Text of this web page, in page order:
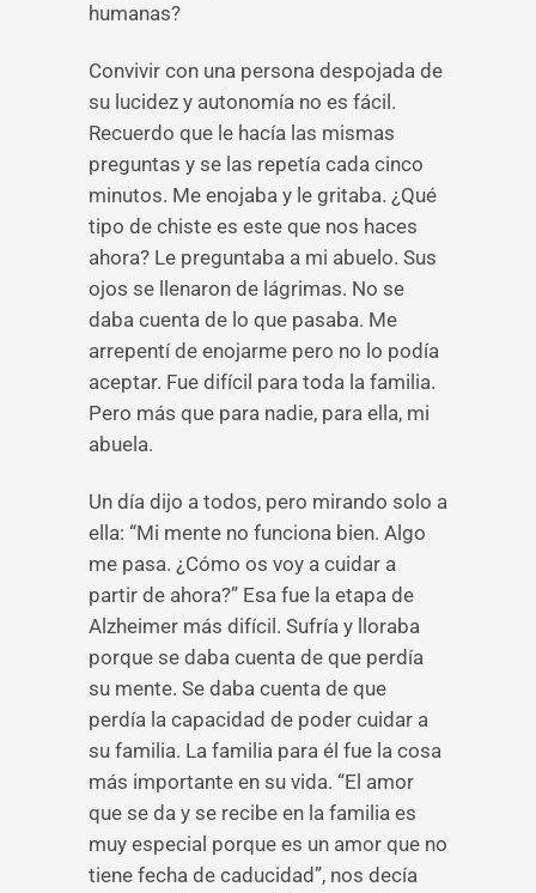
humanas?
Convivir con una persona despojada de
su lucidez y autonomía no es fácil.
Recuerdo que le hacía las mismas
preguntas y se las repetía cada cinco
minutos. Me enojaba y le gritaba. ¿Qué
tipo de chiste es este que nos haces
ahora? Le preguntaba a mi abuelo. Sus
ojos se llenaron de lágrimas. No se
daba cuenta de lo que pasaba. Me
arrepentí de enojarme pero no lo podía
aceptar. Fue difícil para toda la familia.
Pero más que para nadie, para ella, mi
abuela.
Un día dijo a todos, pero mirando solo a
ella: “Mi mente no funciona bien. Algo
me pasa. ¿Cómo os voy a cuidar a
partir de ahora?” Esa fue la etapa de
Alzheimer más difícil. Sufría y lloraba
porque se daba cuenta de que perdía
su mente. Se daba cuenta de que
perdía la capacidad de poder cuidar a
su familia. La familia para él fue la cosa
más importante en su vida. “El amor
que se da y se recibe en la familia es
muy especial porque es un amor que no
tiene fecha de caducidad”, nos decía